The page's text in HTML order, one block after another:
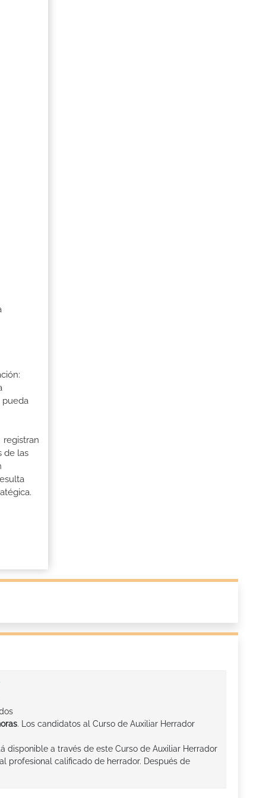
pueda
registran
de las
. Los candidatos al Curso de Auxiliar Herrador
disponible a través de este Curso de Auxiliar Herrador
profesional calificado de herrador. Después de